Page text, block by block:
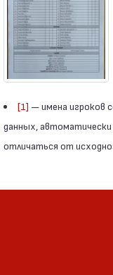
[1] — имена игроков
данных,
отличаться от